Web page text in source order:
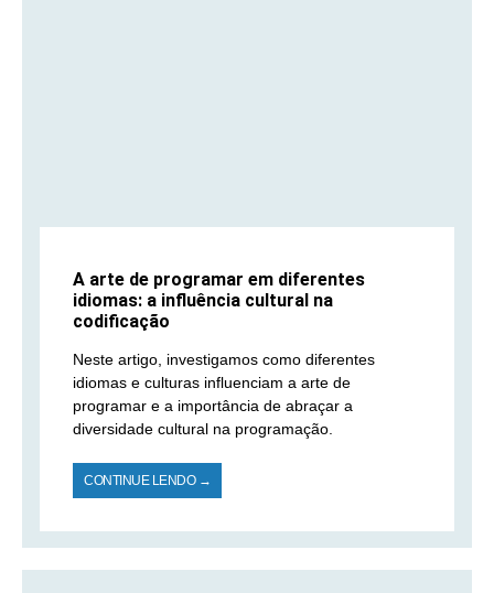
A arte de programar em diferentes
idiomas: a influência cultural na
codificação
Neste artigo, investigamos como diferentes
idiomas e culturas influenciam a arte de
programar e a importância de abraçar a
diversidade cultural na programação.
CONTINUE LENDO →